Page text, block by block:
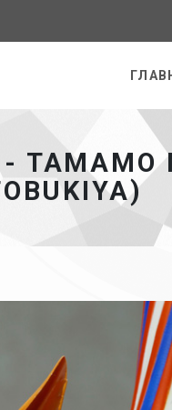
- TAMAMO